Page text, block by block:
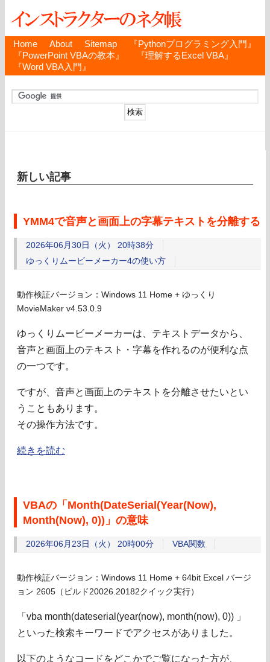
Home About Sitemap
『Pythonプログラミング入門』
『PowerPoint VBAの教本』
『理解するExcel VBA』
『Word VBA入門』
新しい記事
YMM4で音声と画面上の字幕テキストを分離する
2026年06月30日（火） 20時38分
ゆっくりムービーメーカー4の使い方
動作検証バージョン：Windows 11 Home + ゆっくり
MovieMaker v4.53.0.9
ゆっくりムービーメーカーは、テキストデータから、
音声と画面上のテキスト・字幕を作れるのが便利な点
の一つです。
ですが、音声と画面上のテキストを分離させたいとい
うこともあります。
その操作方法です。
続きを読む
VBAの「Month(DateSerial(Year(Now),
Month(Now), 0))」の意味
2026年06月23日（火） 20時00分 VBA関数
動作検証バージョン：Windows 11 Home + 64bit Excel バージ
ョン 2605（ビルド20026.20182クイック実行）
「vba month(dateserial(year(now), month(now), 0)) 」
といった検索キーワードでアクセスがありました。
以下のようなコードをどこかでご覧になった方が、